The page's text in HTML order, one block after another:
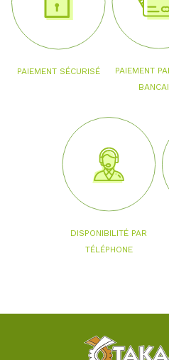
PAIEMENT SÉCURISÉ
PAIEMENT
DISPONIBILITÉ PAR
TÉLÉPHONE